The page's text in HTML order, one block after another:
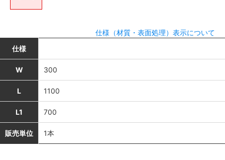
仕様（材質・表面処理）表示について
仕様
W 300
L 1100
L1 700
販売単位 1本